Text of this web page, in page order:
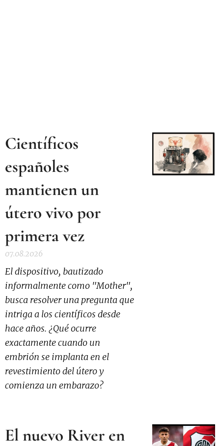
Científicos
españoles
mantienen un
útero vivo por
primera vez
07.08.2026
El dispositivo, bautizado
informalmente como "Mother",
busca resolver una pregunta que
intriga a los científicos desde
hace años. ¿Qué ocurre
exactamente cuando un
embrión se implanta en el
revestimiento del útero y
comienza un embarazo?
El nuevo River en